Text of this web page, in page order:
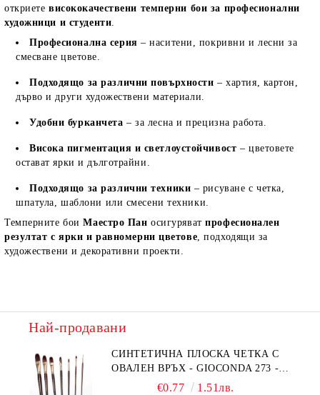
откриетевисококачествени темперни бои за професионални
художници и студенти
Професионална серия – наситени, покривни и лесни за
смесване цветове.
Подходящо за различни повърхности – хартия, картон,
дърво и други художествени материали.
Удобни бурканчета – за лесна и прецизна работа.
Висока пигментация и светлоустойчивост – цветовете
остават ярки и дълготрайни.
Подходящо за различни техники – рисуване с четка,
шпатула, шаблони или смесени техники.
Темперните боиМаестро Пан осигуряватпрофесионален
резултат с ярки и равномерни цветове , подходящи за
художествени и декоративни проекти.
Най-продавани
СИНТЕТИЧНА ПЛОСКА ЧЕТКА С
ОВАЛЕН ВРЪХ - GIOCONDA 273 -
€0.77 1.51лв.